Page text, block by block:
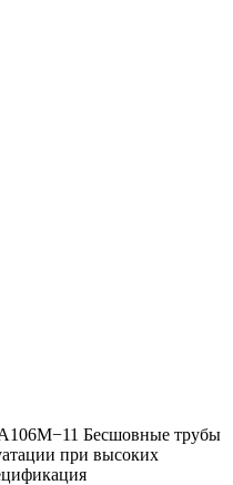
Бесшовные трубы
при высоких